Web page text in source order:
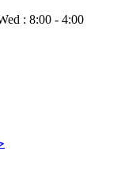
: 8:00 - 4:00